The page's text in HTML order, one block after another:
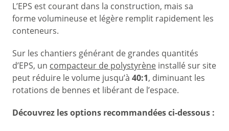
L’EPS est courant dans la construction, mais sa
forme volumineuse et légère remplit rapidement les
conteneurs.
Sur les chantiers générant de grandes quantités
d’EPS, un compacteur de polystyrène installé sur site
peut réduire le volume jusqu’à 40:1, diminuant les
rotations de bennes et libérant de l’espace.
Découvrez les options recommandées ci-dessous :